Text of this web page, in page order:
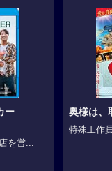
を営...
奥様は、
特殊工作